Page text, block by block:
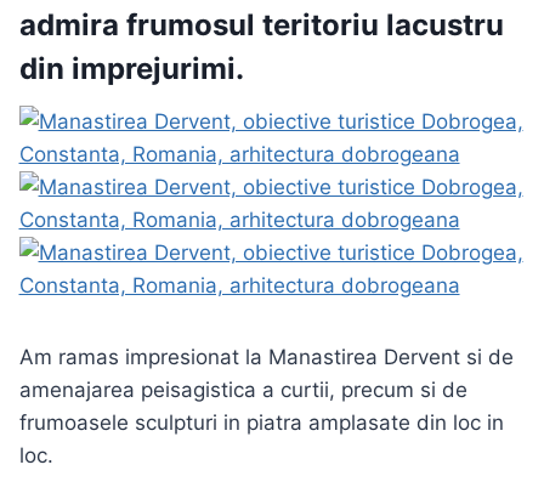
admira frumosul teritoriu lacustru
din imprejurimi.
Am ramas impresionat la Manastirea Dervent si de
amenajarea peisagistica a curtii, precum si de
frumoasele sculpturi in piatra amplasate din loc in
loc.